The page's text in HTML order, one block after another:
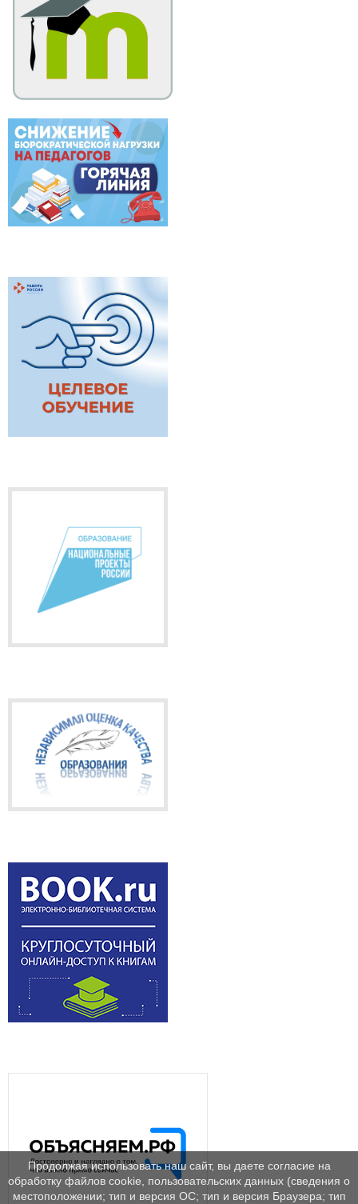
Продолжая использовать наш сайт, вы даете согласие на
обработку файлов cookie, пользовательских данных (сведения о
местоположении; тип и версия ОС; тип и версия Браузера; тип